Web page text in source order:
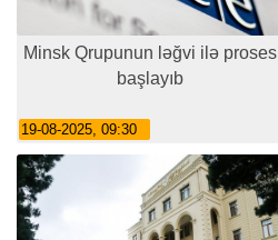
Minsk Qrupunun ləğvi ilə proses
başlayıb
19-08-2025, 09:30